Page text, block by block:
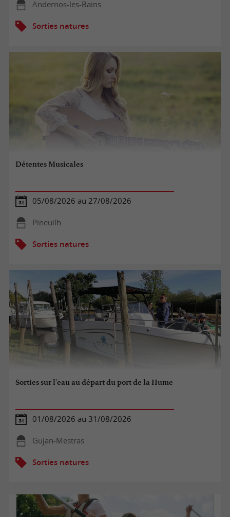
Andernos-les-Bains
Sorties natures
Détentes Musicales
05/08/2026 au 27/08/2026
Pineuilh
Sorties natures
Sorties sur l'eau au départ du port de la Hume
01/08/2026 au 31/08/2026
Gujan-Mestras
Sorties natures